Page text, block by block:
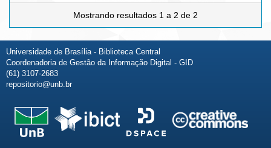
Mostrando resultados 1 a 2 de 2
Universidade de Brasília - Biblioteca Central
Coordenadoria de Gestão da Informação Digital - GID
(61) 3107-2683
repositorio@unb.br